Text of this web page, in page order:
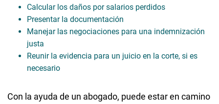
Calcular los daños por salarios perdidos
Presentar la documentación
Manejar las negociaciones para una indemnización
justa
Reunir la evidencia para un juicio en la corte, si es
necesario
Con la ayuda de un abogado, puede estar en camino